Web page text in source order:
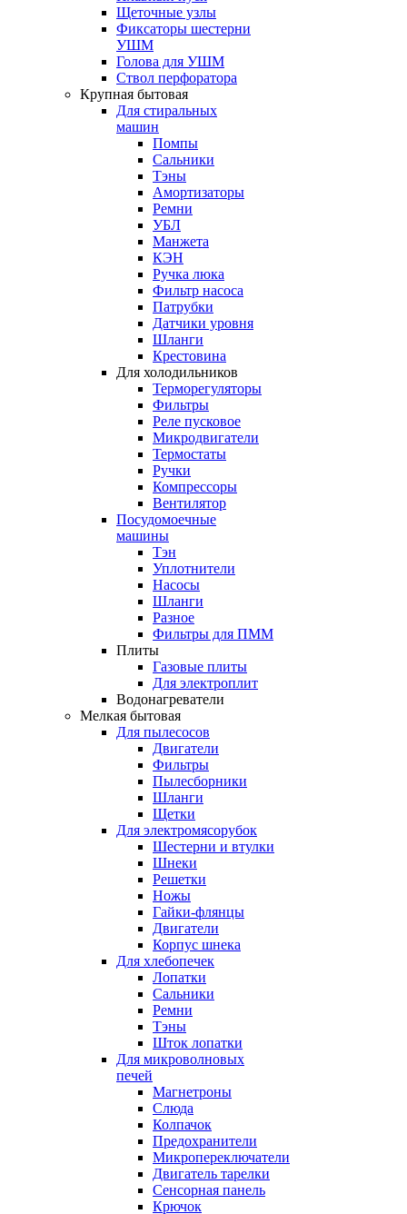
Щеточные узлы
Фиксаторы шестерни
УШМ
Голова для УШМ
Ствол перфоратора
Крупная бытовая
Для стиральных
машин
Помпы
Сальники
Тэны
Амортизаторы
Ремни
УБЛ
Манжета
КЭН
Ручка люка
Фильтр насоса
Патрубки
Датчики уровня
Шланги
Крестовина
Для холодильников
Терморегуляторы
Фильтры
Реле пусковое
Микродвигатели
Термостаты
Ручки
Компрессоры
Вентилятор
Посудомоечные
машины
Тэн
Уплотнители
Насосы
Шланги
Разное
Фильтры для ПММ
Плиты
Газовые плиты
Для электроплит
Водонагреватели
Мелкая бытовая
Для пылесосов
Двигатели
Фильтры
Пылесборники
Шланги
Щетки
Для электромясорубок
Шестерни и втулки
Шнеки
Решетки
Ножы
Гайки-флянцы
Двигатели
Корпус шнека
Для хлебопечек
Лопатки
Сальники
Ремни
Тэны
Шток лопатки
Для микроволновых
печей
Магнетроны
Слюда
Колпачок
Предохранители
Микропереключатели
Двигатель тарелки
Сенсорная панель
Крючок